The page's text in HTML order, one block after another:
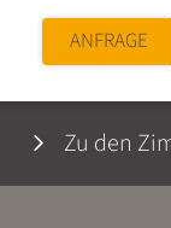
Zu den
ANFRAGE